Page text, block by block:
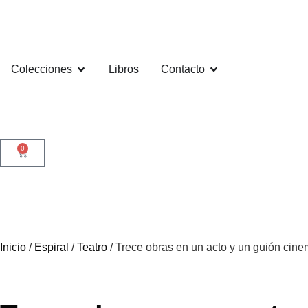
Colecciones Libros Contacto
0
Inicio / Espiral /Teatro / Trece obras en un acto y un guión